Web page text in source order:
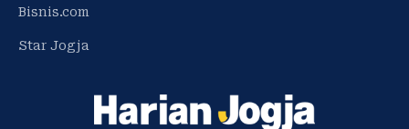
Bisnis.com
Star Jogja